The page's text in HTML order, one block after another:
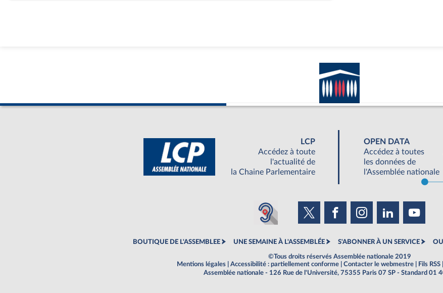
LCP
Accédez à toute
l'actualité de
la Chaine Parlementaire
OPEN DATA
Accédez à toutes
les données de
l'Assemblée nationale
BOUTIQUE DE L'ASSEMBLEE UNE SEMAINE À L'ASSEMBLÉE S'ABONNER À UN SERVICE
©Tous droits réservés Assemblée nationale 2019
Mentions légales
Accessibilité : partiellement conforme Contacter le webmestre Fils RSS
Assemblée nationale - 126 Rue de l'Université, 75355 Paris 07 SP - Standard 01